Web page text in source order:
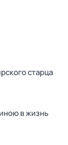
старца
в жизнь